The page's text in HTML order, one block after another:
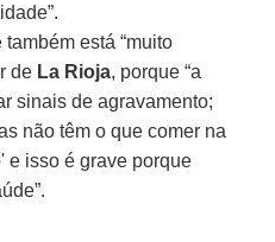
está “muito
de La Rioja, porque “a
sinais de agravamento;
não têm o que comer na
e isso é grave porque